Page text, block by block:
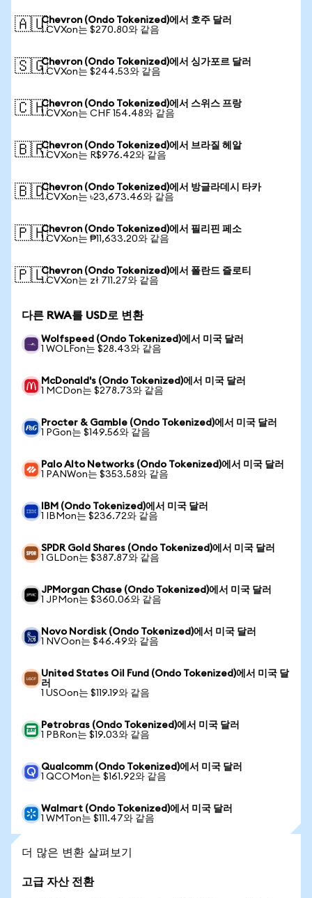
🇦🇺Chevron (Ondo Tokenized)에서 호주 달러
1 CVXon는 $270.80와 같음
🇸🇬Chevron (Ondo Tokenized)에서 싱가포르 달러
1 CVXon는 $244.53와 같음
🇨🇭Chevron (Ondo Tokenized)에서 스위스 프랑
1 CVXon는 CHF 154.48와 같음
🇧🇷Chevron (Ondo Tokenized)에서 브라질 헤알
1 CVXon는 R$976.42와 같음
🇧🇩Chevron (Ondo Tokenized)에서 방글라데시 타카
1 CVXon는 ৳23,673.46와 같음
🇵🇭Chevron (Ondo Tokenized)에서 필리핀 페소
1 CVXon는 ₱11,633.20와 같음
🇵🇱Chevron (Ondo Tokenized)에서 폴란드 즐로티
1 CVXon는 zł 711.27와 같음
다른 RWA를 USD로 변환
Wolfspeed (Ondo Tokenized)에서 미국 달러
1 WOLFon는 $28.43와 같음
McDonald's (Ondo Tokenized)에서 미국 달러
1 MCDon는 $278.73와 같음
Procter & Gamble (Ondo Tokenized)에서 미국 달러
1 PGon는 $149.56와 같음
Palo Alto Networks (Ondo Tokenized)에서 미국 달러
1 PANWon는 $353.58와 같음
IBM (Ondo Tokenized)에서 미국 달러
1 IBMon는 $236.72와 같음
SPDR Gold Shares (Ondo Tokenized)에서 미국 달러
1 GLDon는 $387.87와 같음
JPMorgan Chase (Ondo Tokenized)에서 미국 달러
1 JPMon는 $360.06와 같음
Novo Nordisk (Ondo Tokenized)에서 미국 달러
1 NVOon는 $46.49와 같음
United States Oil Fund (Ondo Tokenized)에서 미국 달
러
1 USOon는 $119.19와 같음
Petrobras (Ondo Tokenized)에서 미국 달러
1 PBRon는 $19.03와 같음
Qualcomm (Ondo Tokenized)에서 미국 달러
1 QCOMon는 $161.92와 같음
Walmart (Ondo Tokenized)에서 미국 달러
1 WMTon는 $111.47와 같음
더 많은 변환 살펴보기
고급 자산 전환